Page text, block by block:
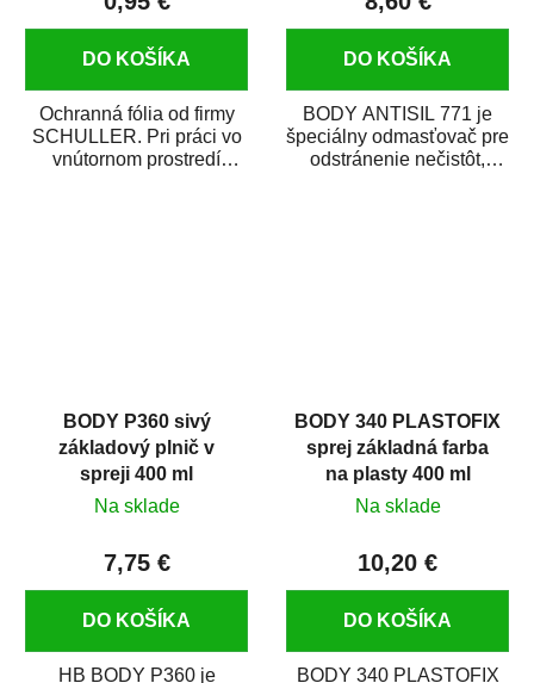
DO KOŠÍKA
Ochranná fólia od firmy
SCHULLER. Pri práci vo
vnútornom prostredí
DO KOŠÍKA
BODY ANTISIL 771 je
špeciálny odmasťovač pre
odstránenie nečistôt,
BODY P360 sivý
základový plnič v
spreji 400 ml
Na sklade
7,75 €
DO KOŠÍKA
HB BODY P360 je
BODY 340 PLASTOFIX
sprej základná farba
na plasty 400 ml
Na sklade
10,20 €
DO KOŠÍKA
BODY 340 PLASTOFIX